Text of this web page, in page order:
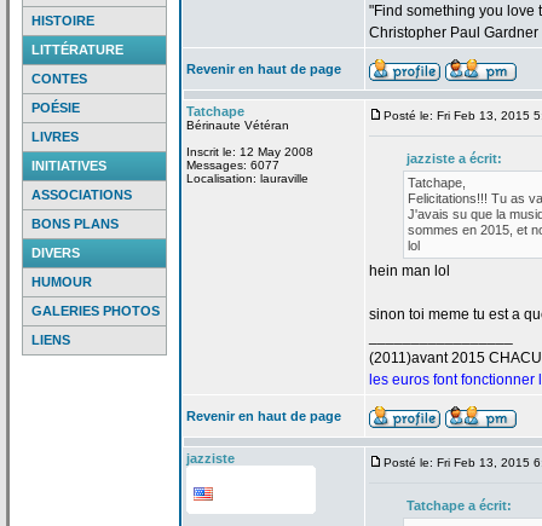
HISTOIRE
LITTÉRATURE
CONTES
POÉSIE
LIVRES
INITIATIVES
ASSOCIATIONS
BONS PLANS
DIVERS
HUMOUR
GALERIES PHOTOS
LIENS
"Find something you love
Christopher Paul Gardner
Revenir en haut de page
Tatchape
Bérinaute Vétéran
Inscrit le: 12 May 2008
Messages: 6077
Localisation: lauraville
Posté le: Fri Feb 13, 2015
jazziste a écrit:
Tatchape,
Felicitations!!! Tu as
J'avais su que la
sommes en 2015, et
lol
hein man lol
sinon toi meme tu est a
(2011)avant 2015
les euros font fonctionner
Revenir en haut de page
jazziste Posté le: Fri Feb 13, 2015
Tatchape a écrit: